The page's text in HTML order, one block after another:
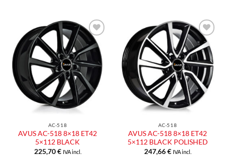
Aggiungi
alla lista
dei
desideri
AC-518
AVUS AC-518 8×18 ET42
5×112 BLACK
225,70€ IVA incl.
Aggiungi
alla lista
dei
desideri
AC-518
AVUS AC-518 8×18 ET42
5×112 BLACK POLISHED
247,66€ IVA incl.